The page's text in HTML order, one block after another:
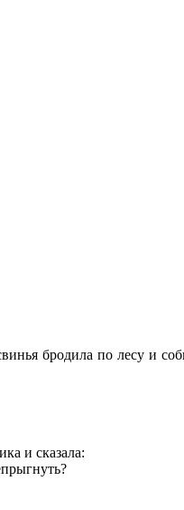
бродила по лесу и
и сказала: